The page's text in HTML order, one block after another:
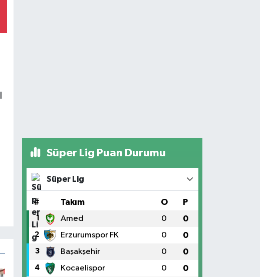
Süper Lig Puan Durumu
Süper Lig
# Takım O P
1 Amed 0 0
2 Erzurumspor FK 0 0
3 Başakşehir 0 0
4 Kocaelispor 0 0